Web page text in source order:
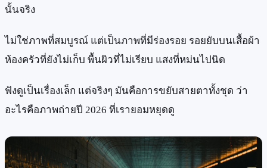
นั้นจริง
ไม่ใช่ภาพที่สมบูรณ์ แต่เป็นภาพที่มีร่องรอย รอยยับบนเสื้อผ้า
ห้องครัวที่ยังไม่เก็บ พื้นผิวที่ไม่เรียบ แสงที่หม่นไปนิด
ฟังดูเป็นเรื่องเล็ก แต่จริงๆ มันคือการขยับสายตาทั้งชุด ว่า
อะไรคือภาพถ่ายปี 2026 ที่เรายอมหยุดดู